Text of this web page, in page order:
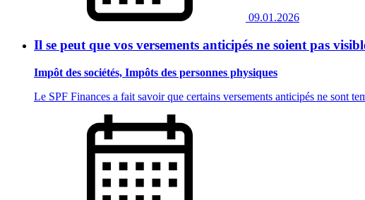
09.01.2026
Il se peut que vos versements anticipés ne soient pas
Impôt des sociétés, Impôts des personnes physiques
Le SPF Finances a fait savoir que certains versements anticipés ne sont